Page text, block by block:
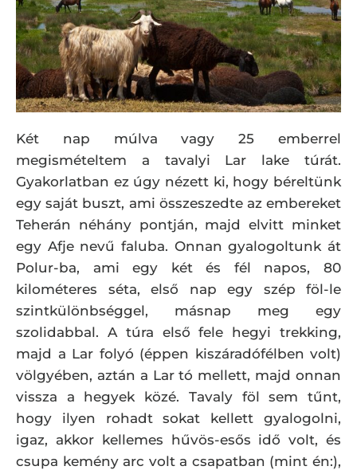
Két nap múlva vagy 25 emberrel
megismételtem a tavalyi Lar lake túrát.
Gyakorlatban ez úgy nézett ki, hogy béreltünk
egy saját buszt, ami összeszedte az embereket
Teherán néhány pontján, majd elvitt minket
egy Afje nevű faluba. Onnan gyalogoltunk át
Polur-ba, ami egy két és fél napos, 80
kilométeres séta, első nap egy szép föl-le
szintkülönbséggel, másnap meg egy
szolidabbal. A túra első fele hegyi trekking,
majd a Lar folyó (éppen kiszáradófélben volt)
völgyében, aztán a Lar tó mellett, majd onnan
vissza a hegyek közé. Tavaly föl sem tűnt,
hogy ilyen rohadt sokat kellett gyalogolni,
igaz, akkor kellemes hűvös-esős idő volt, és
csupa kemény arc volt a csapatban (mint én:),